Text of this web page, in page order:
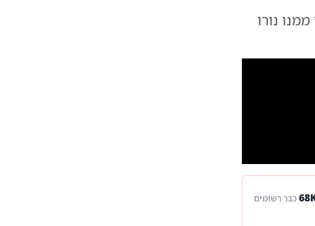
נורו
דובר צה"ל
כבר רשומים